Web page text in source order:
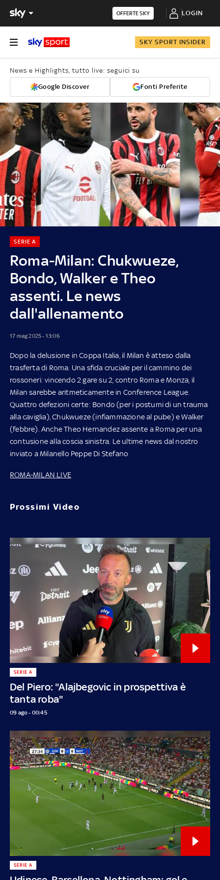
OFFERTE SKY LOGIN
SKY SPORT INSIDER
News e Highlights, tutto live: seguici su
Google Discover Fonti Preferite
Roma-Milan: Chukwueze,
Bondo, Walker e Theo
assenti. Le news
dall'allenamento
SERIE A
17 mag 2025 - 13:06
Dopo la delusione in Coppa Italia, il Milan è atteso dalla
trasferta di Roma. Una sfida cruciale per il cammino dei
rossoneri: vincendo 2 gare su 2, contro Roma e Monza, il
Milan sarebbe aritmeticamente in Conference League.
Quattro defezioni certe: Bondo (per i postumi di un trauma
alla caviglia), Chukwueze (infiammazione al pube) e Walker
(febbre). Anche Theo Hernandez assente a Roma per una
contusione alla coscia sinistra. Le ultime news dal nostro
inviato a Milanello Peppe Di Stefano
ROMA-MILAN LIVE
Prossimi Video
Del Piero: "Alajbegovic in prospettiva è
tanta roba"
SERIE A
09 ago - 00:45
SERIE A